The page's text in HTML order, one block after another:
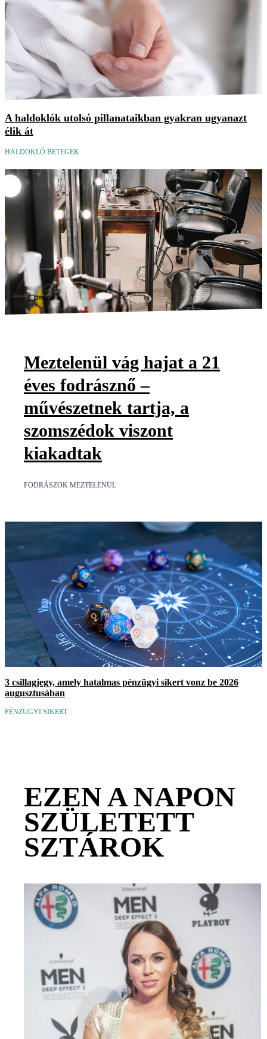
A haldoklók utolsó pillanataikban gyakran ugyanazt
élik át
HALDOKLÓ BETEGEK
Videó
Meztelenül vág hajat a 21
éves fodrásznő –
művészetnek tartja, a
szomszédok viszont
kiakadtak
FODRÁSZOK MEZTELENÜL
3 csillagjegy, amely hatalmas pénzügyi sikert vonz be 2026
augusztusában
PÉNZÜGYI SIKERT
EZEN A NAPON
SZÜLETETT
SZTÁROK